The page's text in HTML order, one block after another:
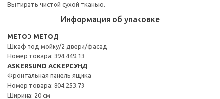
Вытирать чистой сухой тканью.
Информация об упаковке
METOD МЕТОД
Шкаф под мойку/2 двери/фасад
Номер товара: 894.449.18
ASKERSUND АСКЕРСУНД
Фронтальная панель ящика
Номер товара: 804.253.73
Ширина: 20 см